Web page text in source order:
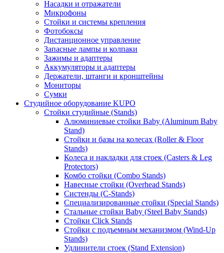
Насадки и отражатели
Микрофоны
Стойки и системы крепления
Фотобоксы
Дистанционное управление
Запасные лампы и колпаки
Зажимы и адаптеры
Аккумуляторы и адаптеры
Держатели, штанги и кронштейны
Мониторы
Сумки
Студийное оборудование KUPO
Стойки студийные (Stands)
Алюминиевые стойки Baby (Aluminum Baby
Stand)
Стойки и базы на колесах (Roller & Floor
Stands)
Колеса и накладки для стоек (Casters & Leg
Protectors)
Комбо стойки (Combo Stands)
Навесные стойки (Overhead Stands)
Систенды (C-Stands)
Специализированные стойки (Special Stands)
Стальные стойки Baby (Steel Baby Stands)
Стойки Click Stands
Стойки с подъемным механизмом (Wind-Up
Stands)
Удлинители стоек (Stand Extension)